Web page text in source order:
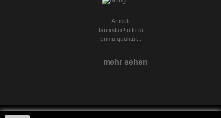
Articoli
fantastici!!tutto di
prima qualità!...
mehr sehen